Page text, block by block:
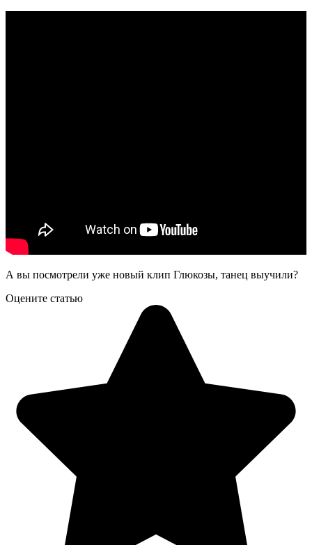
А вы посмотрели уже новый клип Глюкозы, танец выучили?
Оцените статью